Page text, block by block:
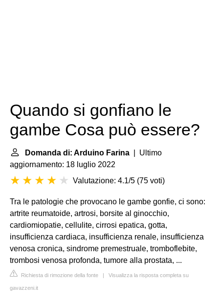
Quando si gonfiano le
gambe Cosa può essere?
Domanda di: Arduino Farina | Ultimo
aggiornamento: 18 luglio 2022
Valutazione: 4.1/5 (75 voti)
Tra le patologie che provocano le gambe gonfie, ci sono:
artrite reumatoide, artrosi, borsite al ginocchio,
cardiomiopatie, cellulite, cirrosi epatica, gotta,
insufficienza cardiaca, insufficienza renale, insufficienza
venosa cronica, sindrome premestruale, tromboflebite,
trombosi venosa profonda, tumore alla prostata, ...
Richiesta di rimozione della fonte | Visualizza la risposta completa su
gavazzeni.it